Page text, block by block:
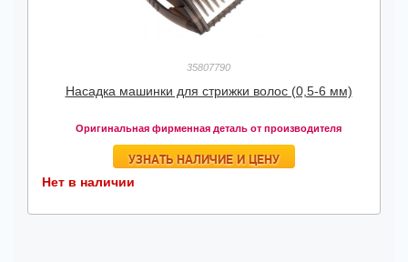
35807790
Насадка машинки для стрижки волос (0,5-6 мм)
Оригинальная фирменная деталь от производителя
УЗНАТЬ НАЛИЧИЕ И ЦЕНУ
Нет в наличии